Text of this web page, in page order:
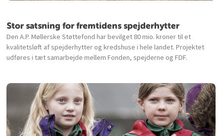
Stor satsning for fremtidens spejderhytter
Den A.P. Møllerske Støttefond har bevilget 80 mio. kroner til et
kvalitetsløft af spejderhytter og kredshuse i hele landet. Projektet
udføres i tæt samarbejde mellem Fonden, spejderne og FDF.